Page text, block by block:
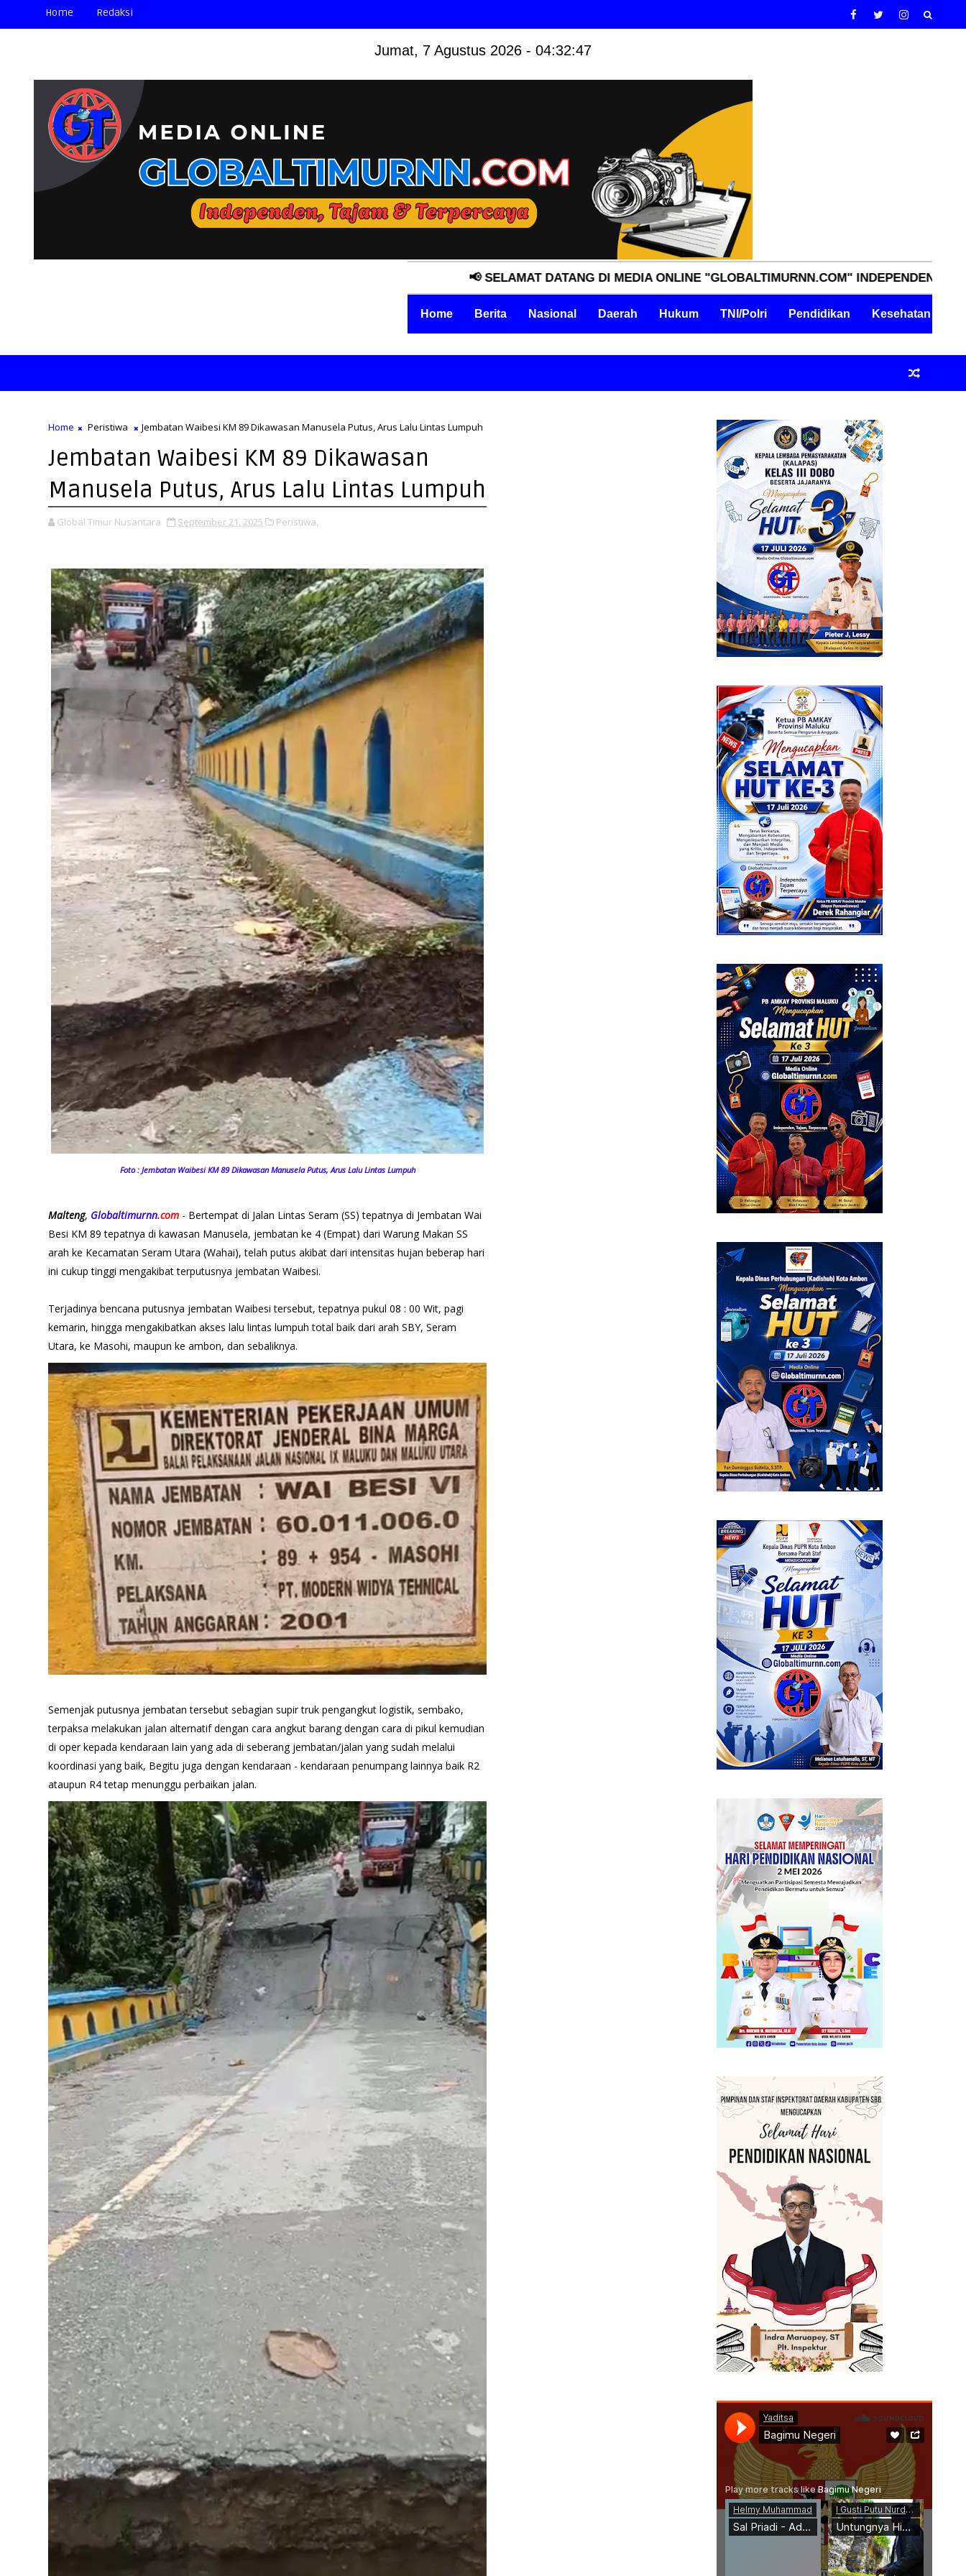
Home Redaksi
Jumat, 7 Agustus 2026 - 04:32:49
📢 SELAMAT DATANG DI MEDIA ONLINE "GLOBALTIMURNN.COM" INDEPENDEN, TAJAM,
Home Berita Nasional Daerah Hukum TNI/Polri Pendidikan Kesehatan
Home Peristiwa Jembatan Waibesi KM 89 Dikawasan Manusela Putus, Arus Lalu Lintas Lumpuh
Jembatan Waibesi KM 89 Dikawasan
Manusela Putus, Arus Lalu Lintas Lumpuh
Global Timur Nusantara September 21, 2025 Peristiwa,
Foto : Jembatan Waibesi KM 89 Dikawasan Manusela Putus, Arus Lalu Lintas Lumpuh
Malteng, Globaltimurnn.com - Bertempat di Jalan Lintas Seram (SS) tepatnya di Jembatan Wai
Besi KM 89 tepatnya di kawasan Manusela, jembatan ke 4 (Empat) dari Warung Makan SS
arah ke Kecamatan Seram Utara (Wahai), telah putus akibat dari intensitas hujan beberap hari
ini cukup tinggi mengakibat terputusnya jembatan Waibesi.
Terjadinya bencana putusnya jembatan Waibesi tersebut, tepatnya pukul 08 : 00 Wit, pagi
kemarin, hingga mengakibatkan akses lalu lintas lumpuh total baik dari arah SBY, Seram
Utara, ke Masohi, maupun ke ambon, dan sebaliknya.
Semenjak putusnya jembatan tersebut sebagian supir truk pengangkut logistik, sembako,
terpaksa melakukan jalan alternatif dengan cara angkut barang dengan cara di pikul kemudian
di oper kepada kendaraan lain yang ada di seberang jembatan/jalan yang sudah melalui
koordinasi yang baik, Begitu juga dengan kendaraan - kendaraan penumpang lainnya baik R2
ataupun R4 tetap menunggu perbaikan jalan.